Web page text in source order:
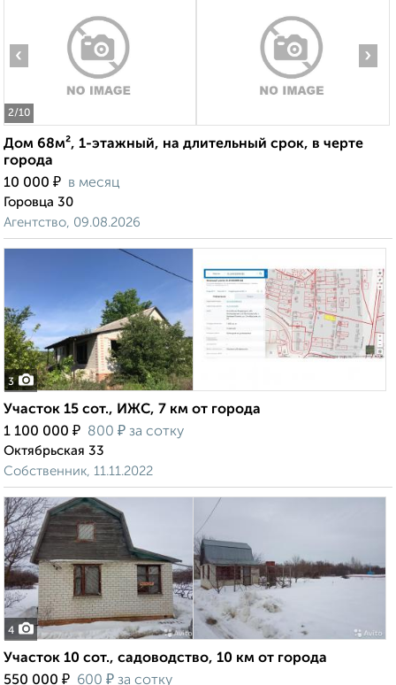
2/10
‹ ›
Дом 68м², 1-этажный, на длительный срок, в черте
города
10 000 ₽ в месяц
Горовца 30
Агентство, 09.08.2026
3
Участок 15 сот., ИЖС, 7 км от города
1 100 000 ₽ 800 ₽ за сотку
Октябрьская 33
Собственник, 11.11.2022
4
Участок 10 сот., садоводство, 10 км от города
550 000 ₽ 600 ₽ за сотку